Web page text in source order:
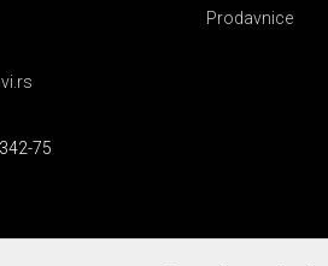
75
Prodavnice